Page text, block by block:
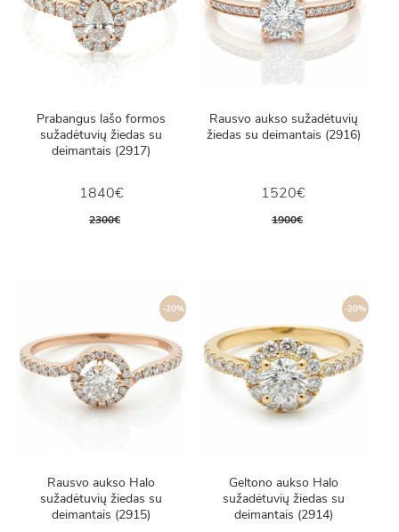
Prabangus lašo formos
sužadėtuvių žiedas su
deimantais (2917)
1840€
2300€
Rausvo aukso sužadėtuvių
žiedas su deimantais (2916)
1520€
1900€
-20%
Rausvo aukso Halo
sužadėtuvių žiedas su
deimantais (2915)
-20%
Geltono aukso Halo
sužadėtuvių žiedas su
deimantais (2914)